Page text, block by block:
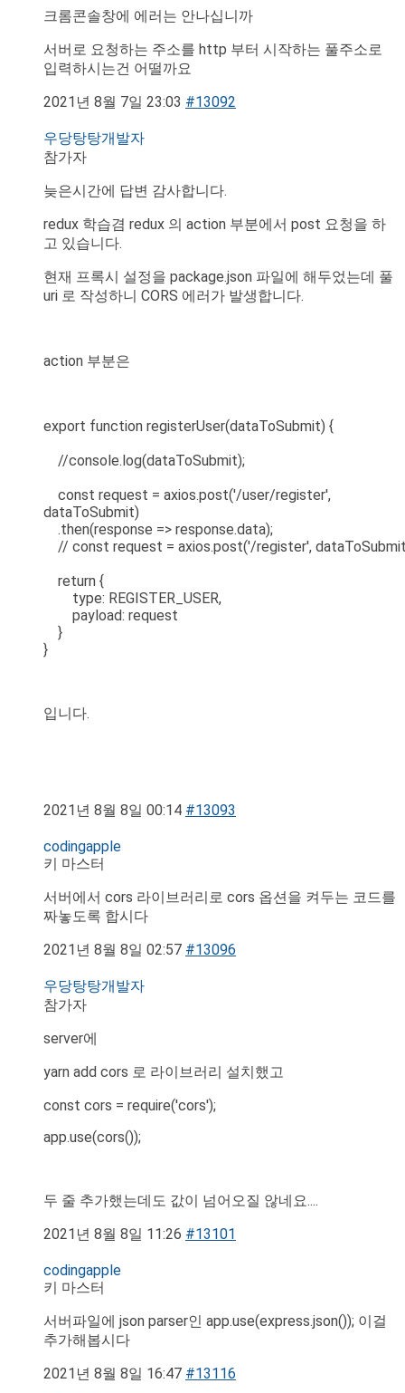
크롬콘솔창에 에러는 안나십니까
서버로 요청하는 주소를 http 부터 시작하는 풀주소로
입력하시는건 어떨까요
2021년 8월 7일 23:03 #13092
우당탕탕개발자
참가자
늦은시간에 답변 감사합니다.
redux 학습겸 redux 의 action 부분에서 post 요청을 하
고 있습니다.
현재 프록시 설정을 package.json 파일에 해두었는데 풀
uri 로 작성하니 CORS 에러가 발생합니다.
action 부분은
export function registerUser(dataToSubmit) {
//console.log(dataToSubmit);
const request = axios.post('/user/register',
dataToSubmit)
.then(response => response.data);
// const request = axios.post('/register',
return {
type: REGISTER_USER,
payload: request
}
}
입니다.
2021년 8월 8일 00:14 #13093
codingapple
키 마스터
서버에서 cors 라이브러리로 cors 옵션을 켜두는 코드를
짜놓도록 합시다
2021년 8월 8일 02:57 #13096
우당탕탕개발자
참가자
server에
yarn add cors 로 라이브러리 설치했고
const cors = require('cors');
app.use(cors());
두 줄 추가했는데도 값이 넘어오질 않네요....
2021년 8월 8일 11:26 #13101
codingapple
키 마스터
서버파일에 json parser인 app.use(express.json()); 이걸
추가해봅시다
2021년 8월 8일 16:47 #13116